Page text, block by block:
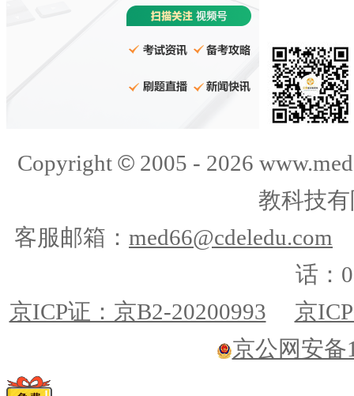
Copyright ©2005 - 2026
教科技
客服邮箱： med66@cdeledu.com
话：
京ICP证：京B2-20200993
京
京公网安备